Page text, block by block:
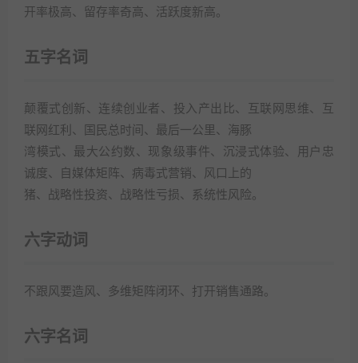
开率极高、留存率奇高、活跃度新高。
五字名词
颠覆式创新、连续创业者、投入产出比、互联网思维、互
联网红利、国民总时间、最后一公里、海豚
湾模式、最大公约数、现象级事件、沉浸式体验、用户忠
诚度、自媒体矩阵、病毒式营销、风口上的
猪、战略性投资、战略性亏损、系统性风险。
六字动词
不跟风要造风、多维矩阵闭环、打开销售通路。
六字名词